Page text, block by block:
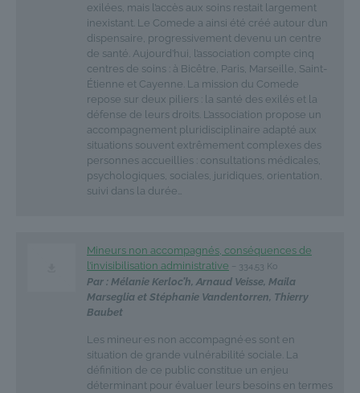
exilées, mais l’accès aux soins restait largement
inexistant. Le Comede a ainsi été créé autour d’un
dispensaire, progressivement devenu un centre
de santé. Aujourd’hui, l’association compte cinq
centres de soins : à Bicêtre, Paris, Marseille, Saint-
Étienne et Cayenne. La mission du Comede
repose sur deux piliers : la santé des exilés et la
défense de leurs droits. L’association propose un
accompagnement pluridisciplinaire adapté aux
situations souvent extrêmement complexes des
personnes accueillies : consultations médicales,
psychologiques, sociales, juridiques, orientation,
suivi dans la durée…
Mineurs non accompagnés, conséquences de
l’invisibilisation administrative – 334,53 Ko
Par : Mélanie Kerloc’h, Arnaud Veisse, Maila
Marseglia et Stéphanie Vandentorren, Thierry
Baubet
Les mineur·es non accompagné·es sont en
situation de grande vulnérabilité sociale. La
définition de ce public constitue un enjeu
déterminant pour évaluer leurs besoins en termes